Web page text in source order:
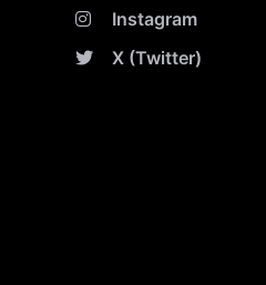
Instagram
X (Twitter)